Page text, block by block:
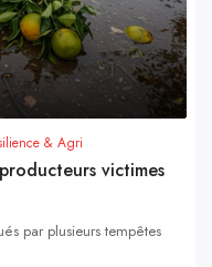
& Agri
victimes
par plusieurs tempêtes